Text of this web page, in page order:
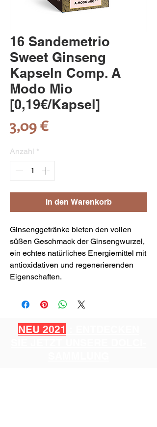
16 Sandemetrio
Sweet Ginseng
Kapseln Comp. A
Modo Mio
[0,19€/Kapsel]
3,09 €
Anzahl *
In den Warenkorb
Ginsenggetränke bieten den vollen
süßen Geschmack der Ginsengwurzel,
ein echtes natürliches Energiemittel mit
antioxidativen und regenerierenden
Eigenschaften.
NEU 2021